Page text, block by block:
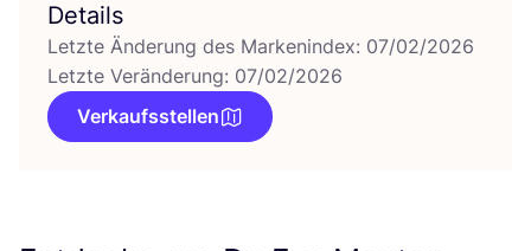
Details
Letzte Änderung des Markenindex: 07/02/2026
Letzte Veränderung: 07/02/2026
Verkaufsstellen